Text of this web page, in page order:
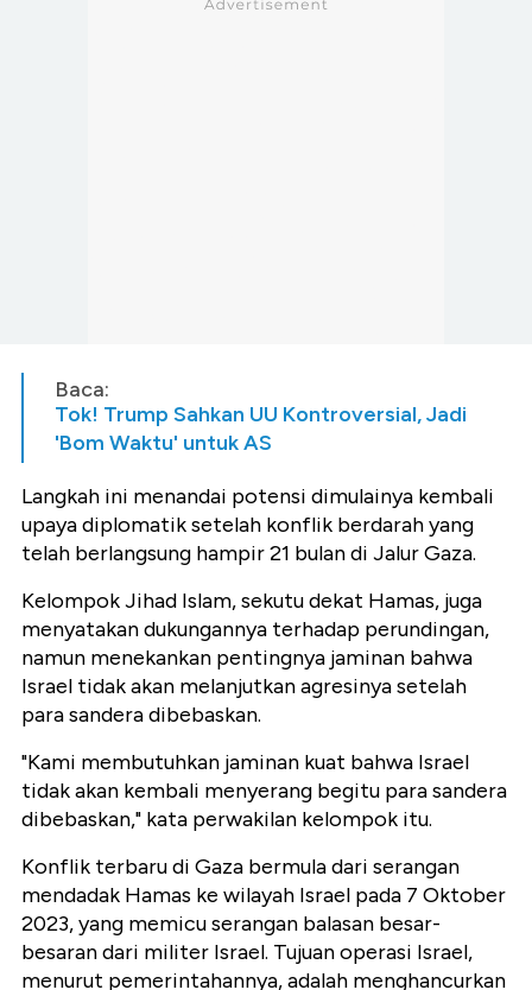
Baca:
Tok! Trump Sahkan UU Kontroversial, Jadi
'Bom Waktu' untuk AS
Langkah ini menandai potensi dimulainya kembali
upaya diplomatik setelah konflik berdarah yang
telah berlangsung hampir 21 bulan di Jalur Gaza.
Kelompok Jihad Islam, sekutu dekat Hamas, juga
menyatakan dukungannya terhadap perundingan,
namun menekankan pentingnya jaminan bahwa
Israel tidak akan melanjutkan agresinya setelah
para sandera dibebaskan.
"Kami membutuhkan jaminan kuat bahwa Israel
tidak akan kembali menyerang begitu para sandera
dibebaskan," kata perwakilan kelompok itu.
Konflik terbaru di Gaza bermula dari serangan
mendadak Hamas ke wilayah Israel pada 7 Oktober
2023, yang memicu serangan balasan besar-
besaran dari militer Israel. Tujuan operasi Israel,
menurut pemerintahannya, adalah menghancurkan